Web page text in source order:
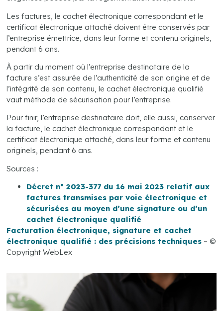
Les factures, le cachet électronique correspondant et le
certificat électronique attaché doivent être conservés par
l’entreprise émettrice, dans leur forme et contenu originels,
pendant 6 ans.
À partir du moment où l’entreprise destinataire de la
facture s’est assurée de l’authenticité de son origine et de
l’intégrité de son contenu, le cachet électronique qualifié
vaut méthode de sécurisation pour l’entreprise.
Pour finir, l’entreprise destinataire doit, elle aussi, conserver
la facture, le cachet électronique correspondant et le
certificat électronique attaché, dans leur forme et contenu
originels, pendant 6 ans.
Sources :
Décret n° 2023-377 du 16 mai 2023 relatif aux
factures transmises par voie électronique et
sécurisées au moyen d’une signature ou d’un
cachet électronique qualifié
Facturation électronique, signature et cachet
électronique qualifié : des précisions techniques – ©
Copyright WebLex